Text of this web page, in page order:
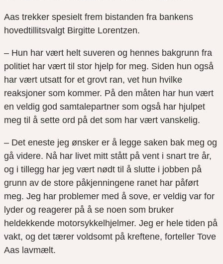
Aas trekker spesielt frem bistanden fra bankens
hovedtillitsvalgt Birgitte Lorentzen.
– Hun har vært helt suveren og hennes bakgrunn fra
politiet har vært til stor hjelp for meg. Siden hun også
har vært utsatt for et grovt ran, vet hun hvilke
reaksjoner som kommer. På den måten har hun vært
en veldig god samtalepartner som også har hjulpet
meg til å sette ord på det som har vært vanskelig.
– Det eneste jeg ønsker er å legge saken bak meg og
gå videre. Nå har livet mitt stått på vent i snart tre år,
og i tillegg har jeg vært nødt til å slutte i jobben på
grunn av de store påkjenningene ranet har påført
meg. Jeg har problemer med å sove, er veldig var for
lyder og reagerer på å se noen som bruker
heldekkende motorsykkelhjelmer. Jeg er hele tiden på
vakt, og det tærer voldsomt på kreftene, forteller Tove
Aas lavmælt.